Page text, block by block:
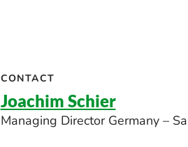
CONTACT
Joachim Schier
Managing Director Germany –